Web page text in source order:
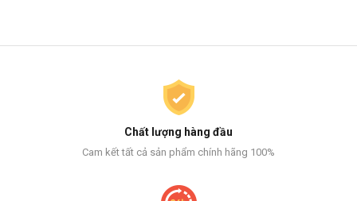
Chất lượng hàng đầu
Cam kết tất cả sản phẩm chính hãng 100%